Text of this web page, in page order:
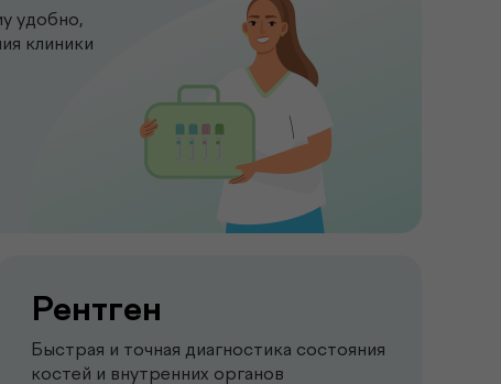
Рентген
Быстрая и точная диагностика состояния
костей и внутренних органов
удобно,
клиники